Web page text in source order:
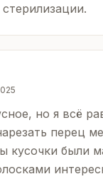
но я всё
перец
кусочки были